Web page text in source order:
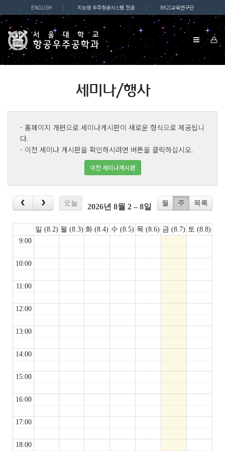
ENGLISH | 지능형 우주항공시스템 전공 | BK21교육연구단
세미나/행사
- 홈페이지 개편으로 세미나게시판이 새로운 형식으로 제공됩니
다.
- 이전 세미나 게시판을 확인하시려면 버튼을 클릭하십시오.
이전 세미나게시판
오늘 월 주 목록
2026년 8월 2 – 8일
일 (8.2) 월 (8.3) 화 (8.4) 수 (8.5) 목 (8.6) 금 (8.7) 토 (8.8)
9:00
10:00
11:00
12:00
13:00
14:00
15:00
16:00
17:00
18:00